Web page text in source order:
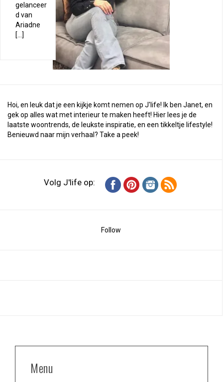
gelanceer
d van
Ariadne
[…]
Hoi, en leuk dat je een kijkje komt nemen op J'life! Ik ben Janet, en
gek op alles wat met interieur te maken heeft! Hier lees je de
laatste woontrends, de leukste inspiratie, en een tikkeltje lifestyle!
Benieuwd naar mijn verhaal? Take a peek!
Volg J'life op:
Follow
Menu